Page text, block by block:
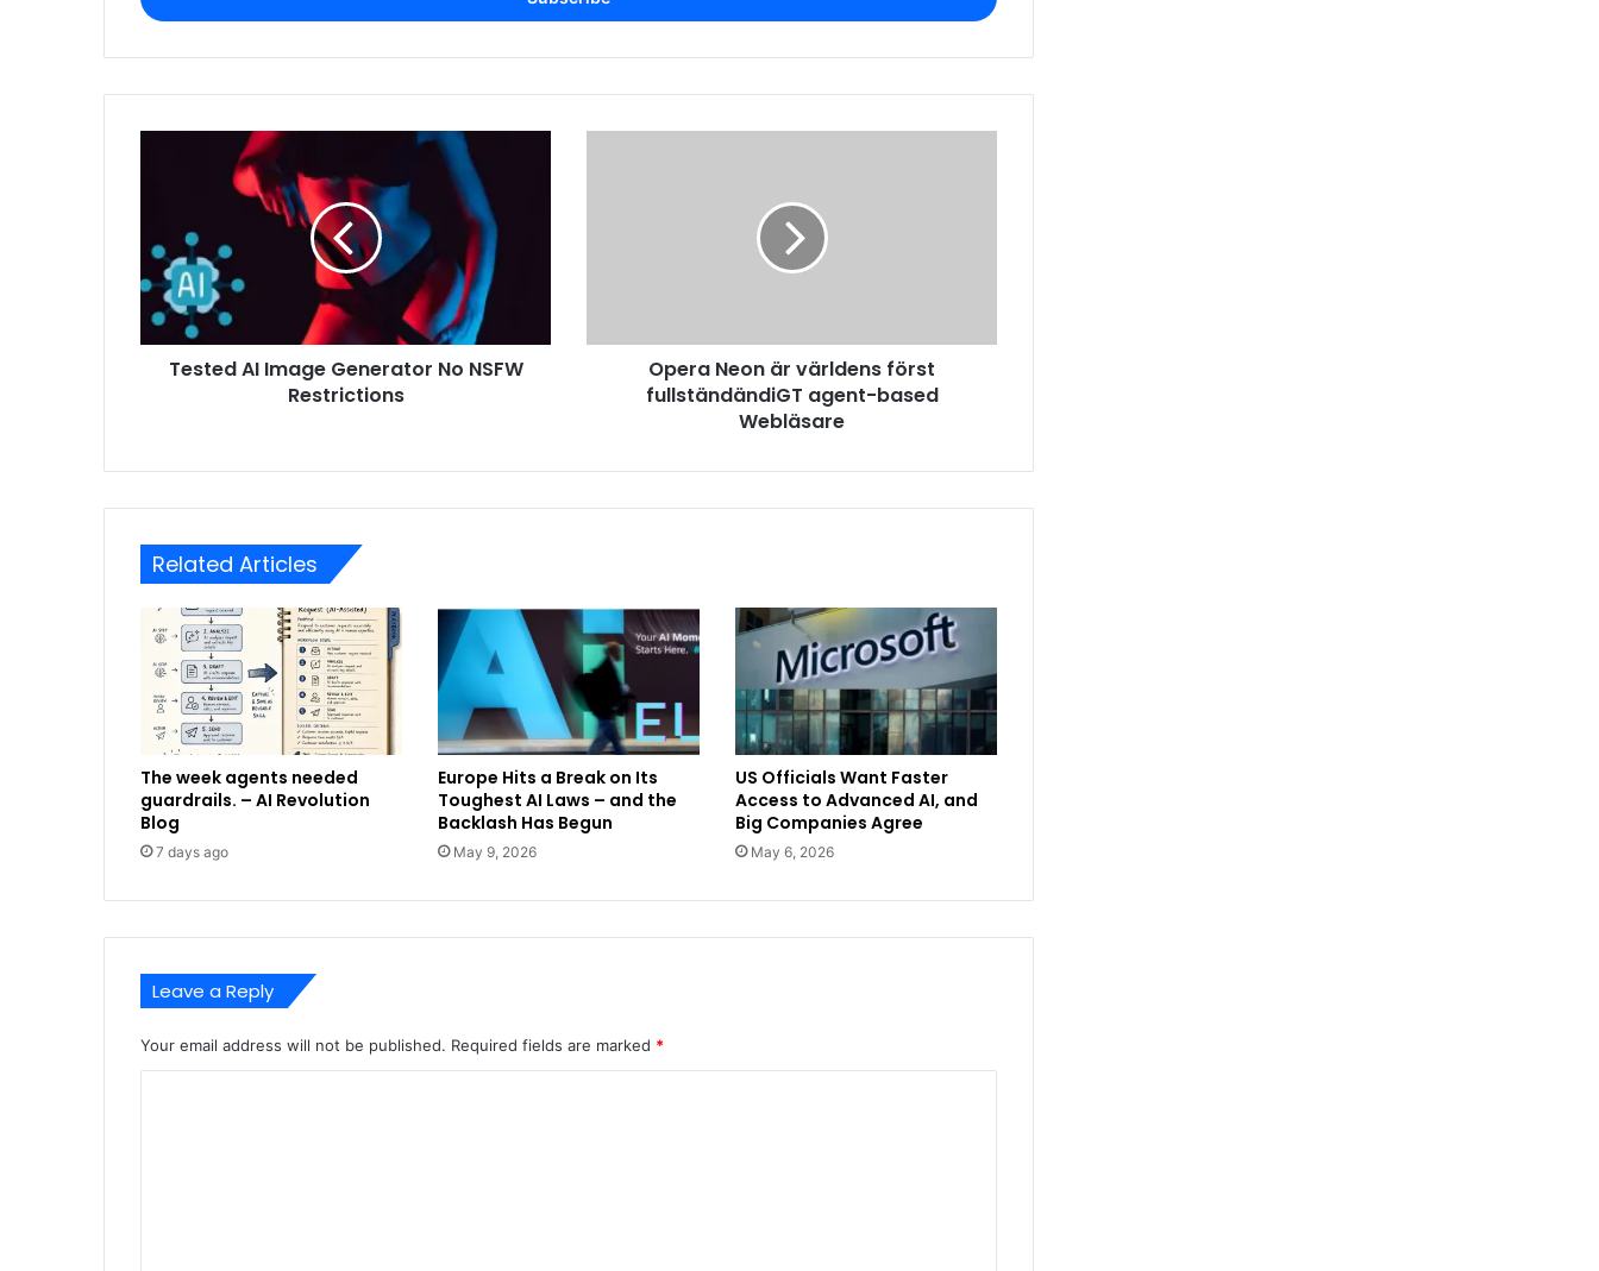
Tested AI Image Generator No NSFW
Restrictions
Opera Neon är världens först
fullständändiGT agent-based
Webläsare
Related Articles
The week agents needed
guardrails. – AI Revolution
Blog
7 days ago
Europe Hits a Break on Its
Toughest AI Laws – and the
Backlash Has Begun
May 9, 2026
US Officials Want Faster
Access to Advanced AI, and
Big Companies Agree
May 6, 2026
Leave a Reply
Your email address will not be published. Required fields are marked *